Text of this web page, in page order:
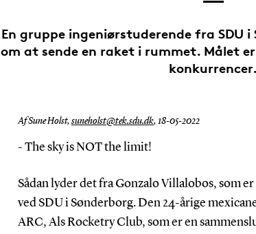
En gruppe ingeniørstuderende fra SDU
om at sende en raket i rummet. Målet
konkurrencer.
Af Sune Holst, suneholst@tek.sdu.dk, 18-05-2022
- The sky is NOT the limit!
Sådan lyder det fra Gonzalo Villalobos, som
ved SDU i Sønderborg. Den 24-årige
ARC, Als Rocketry Club, som er en